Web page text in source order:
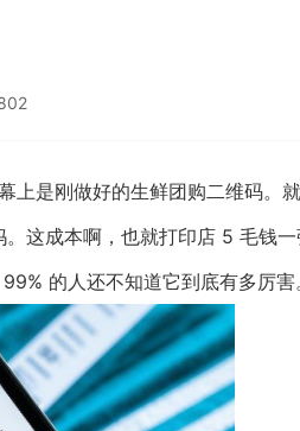
是刚做好的生鲜团购二维码。
这成本啊，也就打印店 5 毛钱
的人还不知道它到底有多厉害